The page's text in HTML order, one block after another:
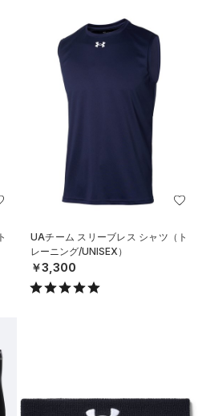
UAチーム スリーブレス シャツ（ト
レーニング/UNISEX）
￥3,300